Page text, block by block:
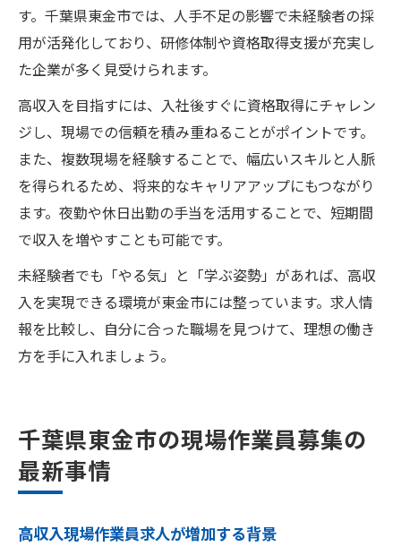
す。千葉県東金市では、人手不足の影響で未経験者の採
用が活発化しており、研修体制や資格取得支援が充実し
た企業が多く見受けられます。
高収入を目指すには、入社後すぐに資格取得にチャレン
ジし、現場での信頼を積み重ねることがポイントです。
また、複数現場を経験することで、幅広いスキルと人脈
を得られるため、将来的なキャリアアップにもつながり
ます。夜勤や休日出勤の手当を活用することで、短期間
で収入を増やすことも可能です。
未経験者でも「やる気」と「学ぶ姿勢」があれば、高収
入を実現できる環境が東金市には整っています。求人情
報を比較し、自分に合った職場を見つけて、理想の働き
方を手に入れましょう。
千葉県東金市の現場作業員募集の
最新事情
高収入現場作業員求人が増加する背景